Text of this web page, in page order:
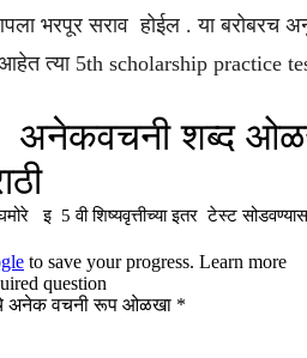
भरपूर सराव होईल . या बरोबरच
त्या 5th scholarship practice